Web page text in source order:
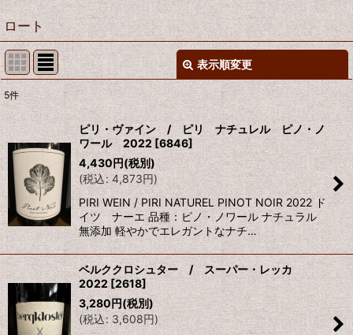
ロート
表示順変更
表示数 :
並び順:
絞り込む
5件
ピリ・ヴァイン / ピリ ナチュレル ピノ・ノ
ワール 2022 [6846]
4,430円(税別)
(税込: 4,873円)
PIRI WEIN / PIRI NATUREL PINOT NOIR 2022 ド
イツ ナーエ 品種：ピノ・ノワール ナチュラル
無添加 軽やかでエレガントなナチ…
ベルククロシュター / スーパー・レッカ
2022 [2618]
3,280円(税別)
(税込: 3,608円)